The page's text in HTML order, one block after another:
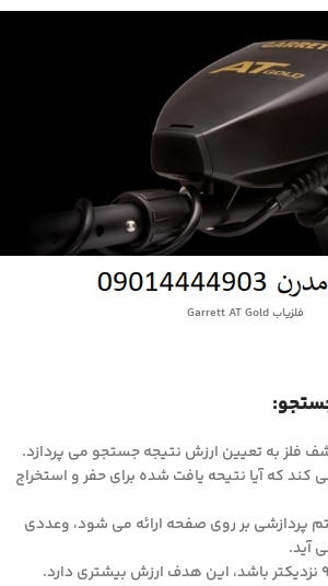
فلزیاب Garrett AT Gold
کند که آیا نتیحه یافت شده برای حفر و استخراج
پردازشی بر روی صفحه ارائه می شود، وعددی